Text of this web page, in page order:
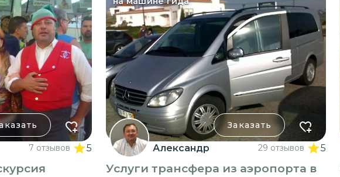
7 отзывов 5
Заказать
Александр 29 отзывов 5
Услуги трансфера из аэропорта в